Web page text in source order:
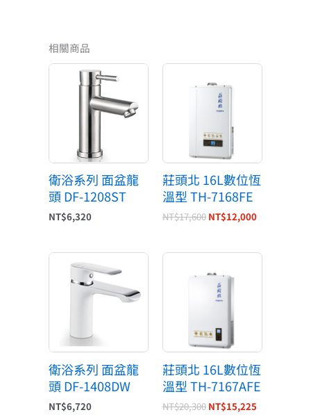
相關商品
衛浴系列 面盆龍
頭 DF-1208ST
NT$6,320
莊頭北 16L數位恆
溫型 TH-7168FE
NT$17,600
原
始
格：
NT$17,600。
NT$12,000
目
衛浴系列 面盆龍
頭 DF-1408DW
NT$6,720
莊頭北 16L數位恆
溫型 TH-7167AFE
NT$20,300
始
格：
NT$20,300。
NT$15,225
目